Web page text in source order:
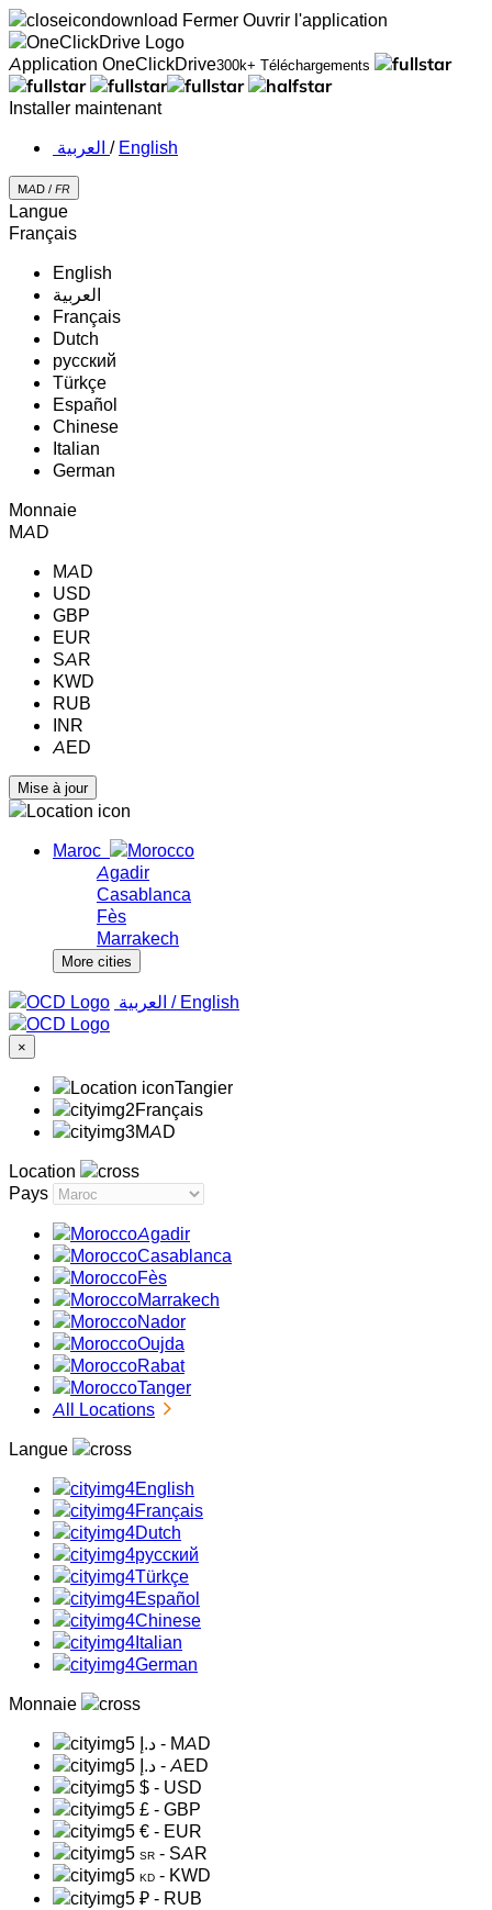
Fermer Ouvrir l'application
Application OneClickDrive300k+ Téléchargements
Installer maintenant
‏العربية ‏ / English
MAD / FR
Langue
Français
English
‏العربية‏
Français
Dutch
русский
Türkçe
Español
Chinese
Italian
German
Monnaie
MAD
MAD
USD
GBP
EUR
SAR
KWD
RUB
INR
AED
Maroc
Agadir
Casablanca
Fès
Marrakech
More cities
‏العربية ‏ / English
×
Tangier
Français
MAD
Location
Pays
Agadir
Casablanca
Fès
Marrakech
Nador
Oujda
Rabat
Tanger
All Locations
Langue
English
Français
Dutch
русский
Türkçe
Español
Chinese
Italian
German
Monnaie
د.إ - MAD
د.إ - AED
$ - USD
£ - GBP
€ - EUR
SR - SAR
KD - KWD
₽ - RUB